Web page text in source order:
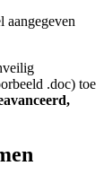
aangegeven
.doc) toe